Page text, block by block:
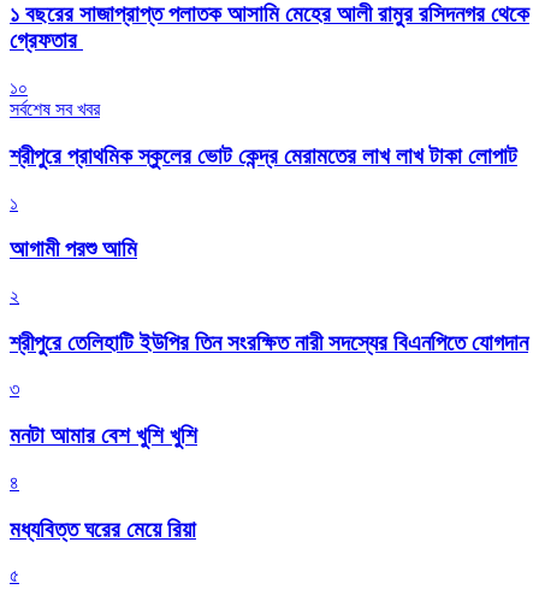
১ বছরের সাজাপ্রাপ্ত পলাতক আসামি মেহের আলী রামুর রসিদনগর থেকে
গ্রেফতার ‎
১০
সর্বশেষ সব খবর
শ্রীপুরে প্রাথমিক স্কুলের ভোট কেন্দ্র মেরামতের লাখ লাখ টাকা লোপাট
১
আগামী পরশু আমি
২
শ্রীপুরে তেলিহাটি ইউপির তিন সংরক্ষিত নারী সদস্যের বিএনপিতে যোগদান
৩
মনটা আমার বেশ খুশি খুশি
৪
মধ্যবিত্ত ঘরের মেয়ে রিয়া
৫